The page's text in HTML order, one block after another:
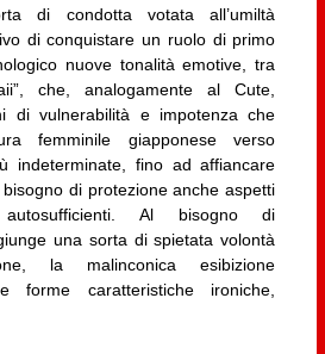
di condotta votata all’umiltà
di conquistare un ruolo di primo
nuove tonalità emotive, tra
che, analogamente al Cute,
di vulnerabilità e impotenza che
femminile giapponese verso
indeterminate, fino ad affiancare
di protezione anche aspetti
autosufficienti. Al bisogno di
una sorta di spietata volontà
la malinconica esibizione
forme caratteristiche ironiche,